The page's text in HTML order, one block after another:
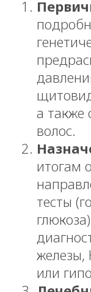
а также
волос.
итогам
тесты
или